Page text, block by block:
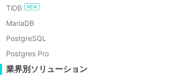
TiDB
MariaDB
PostgreSQL
Postgres Pro
業界別ソリューション